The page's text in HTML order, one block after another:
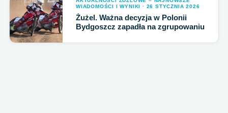
WIADOMOŚCI I WYNIKI · 26 STYCZNIA 2026
Żużel. Ważna decyzja w Polonii
Bydgoszcz zapadła na zgrupowaniu